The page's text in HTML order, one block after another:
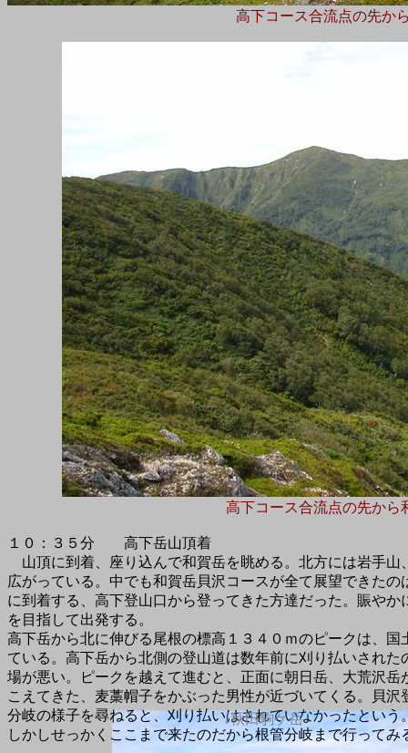
高下コース合流点の先か
１０：３５分 高下岳山頂着
山頂に到着、座り込んで和賀岳を眺める。北方には岩手山
広がっている。中でも和賀岳貝沢コースが全て展望できた
に到着する、高下登山口から登ってきた方達だった。賑や
を目指して出発する。
高下岳から北に伸びる尾根の標高１３４０ｍのピークは、
ている。高下岳から北側の登山道は数年前に刈り払いされ
場が悪い。ピークを越えて進むと、正面に朝日岳、大荒沢
こえてきた、麦藁帽子をかぶった男性が近づいてくる。貝
分岐の様子を尋ねると、刈り払いはされていなかったとい
しかしせっかくここまで来たのだから根管分岐まで行ってみ
高下コース合流点の先から
↓秋田駒ケ岳